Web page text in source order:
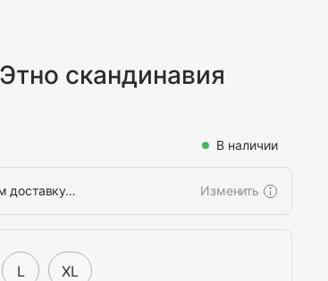
скандинавия
В наличии
доставку… Изменить
L XL